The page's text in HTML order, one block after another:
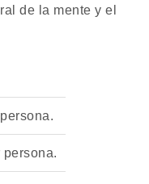
de la mente y el